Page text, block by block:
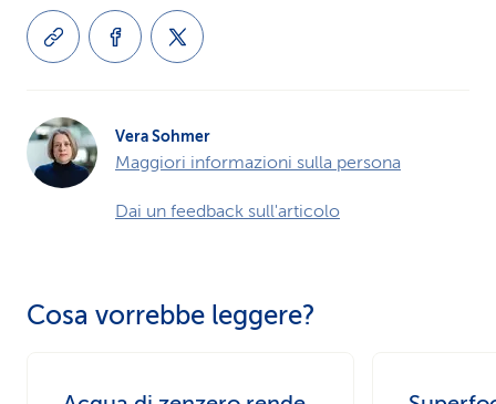
Vera Sohmer
Maggiori informazioni sulla persona
Dai un feedback sull'articolo
Cosa vorrebbe leggere?